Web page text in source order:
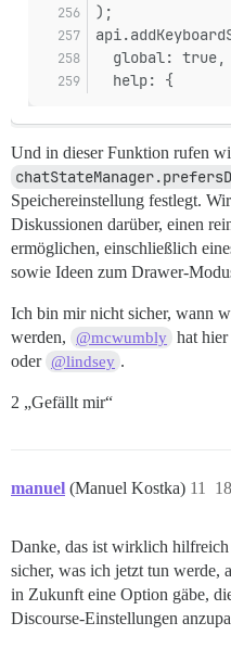
);
  global: true,
  help: {
Und in dieser Funktion rufen
Speichereinstellung festlegt.
Diskussionen darüber, einen
ermöglichen, einschließlich
sowie Ideen zum Drawer-
Ich bin mir nicht sicher, wann
werden,
@mcwumbly hat
oder @lindsey .
2 „Gefällt mir“
manuel (Manuel Kostka) 11
Danke, das ist wirklich
sicher, was ich jetzt tun werde,
in Zukunft eine Option gäbe,
Discourse-Einstellungen